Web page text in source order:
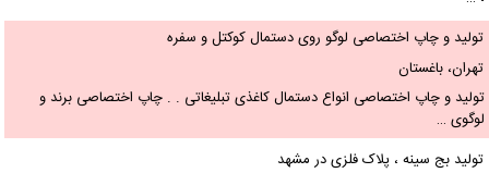
تولید و چاپ اختصاصی لوگو روی دستمال کوکتل و سفره
تهران، باغستان
تولید و چاپ اختصاصی انواع دستمال کاغذی تبلیغاتی . . چاپ اختصاصی برند و
لوگوی …
تولید بج سینه ، پلاک فلزی در مشهد